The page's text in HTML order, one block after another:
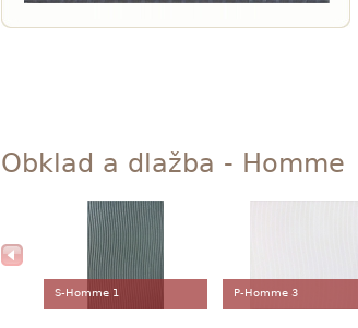
Obklad a dlažba - Homme
S-Homme 1 P-Homme 3